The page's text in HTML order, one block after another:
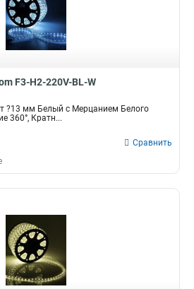
F3-H2-220V-BL-W
?13 мм Белый с Мерцанием Белого
360°, Кратн...
Сравнить